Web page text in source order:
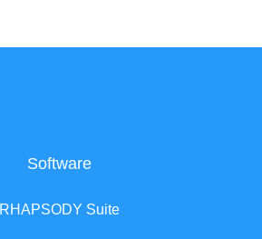
Software
RHAPSODY Suite